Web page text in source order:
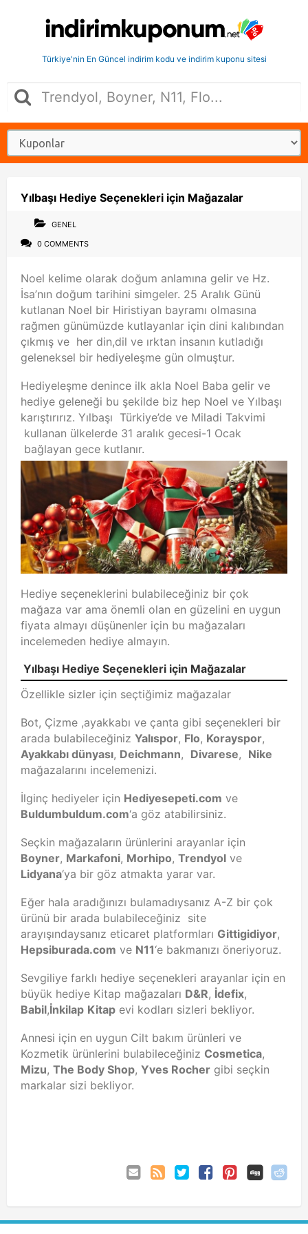
Türkiye'nin En Güncel indirim kodu ve indirim kuponu sitesi
Yılbaşı Hediye Seçenekleri için Mağazalar
GENEL
0 COMMENTS
Noel kelime olarak doğum anlamına gelir ve Hz.
İsa’nın doğum tarihini simgeler. 25 Aralık Günü
kutlanan Noel bir Hiristiyan bayramı olmasına
rağmen günümüzde kutlayanlar için dini kalıbından
çıkmış ve her din,dil ve ırktan insanın kutladığı
geleneksel bir hediyeleşme gün olmuştur.
Hediyeleşme denince ilk akla Noel Baba gelir ve
hediye geleneği bu şekilde biz hep Noel ve Yılbaşı
karıştırırız. Yılbaşı Türkiye’de ve Miladi Takvimi
kullanan ülkelerde 31 aralık gecesi-1 Ocak
bağlayan gece kutlanır.
Hediye seçeneklerini bulabileceğiniz bir çok
mağaza var ama önemli olan en güzelini en uygun
fiyata almayı düşünenler için bu mağazaları
incelemeden hediye almayın.
Yılbaşı Hediye Seçenekleri için Mağazalar
Özellikle sizler için seçtiğimiz mağazalar
Bot, Çizme ,ayakkabı ve çanta gibi seçenekleri bir
arada bulabileceğiniz Yalıspor, Flo, Korayspor,
Ayakkabı dünyası, Deichmann, Divarese, Nike
mağazalarını incelemenizi.
İlginç hediyeler için Hediyesepeti.com ve
Buldumbuldum.com‘a göz atabilirsiniz.
Seçkin mağazaların ürünlerini arayanlar için
Boyner, Markafoni, Morhipo, Trendyol ve
Lidyana‘ya bir göz atmakta yarar var.
Eğer hala aradığınızı bulamadıysanız A-Z bir çok
ürünü bir arada bulabileceğiniz site
arayışındaysanız eticaret platformları Gittigidiyor,
Hepsiburada.com ve N11‘e bakmanızı öneriyoruz.
Sevgiliye farklı hediye seçenekleri arayanlar için en
büyük hediye Kitap mağazaları D&R, İdefix,
Babil,İnkilap Kitap evi kodları sizleri bekliyor.
Annesi için en uygun Cilt bakım ürünleri ve
Kozmetik ürünlerini bulabileceğiniz Cosmetica,
Mizu, The Body Shop, Yves Rocher gibi seçkin
markalar sizi bekliyor.
ile
gönder
Comments
RSS